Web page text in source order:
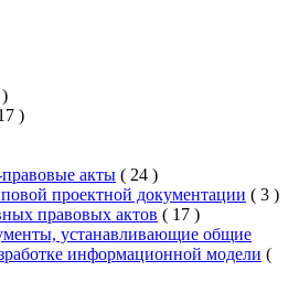
)
)
акты ( 24 )
проектной документации ( 3 )
правовых актов ( 17 )
устанавливающие общие
информационной модели (